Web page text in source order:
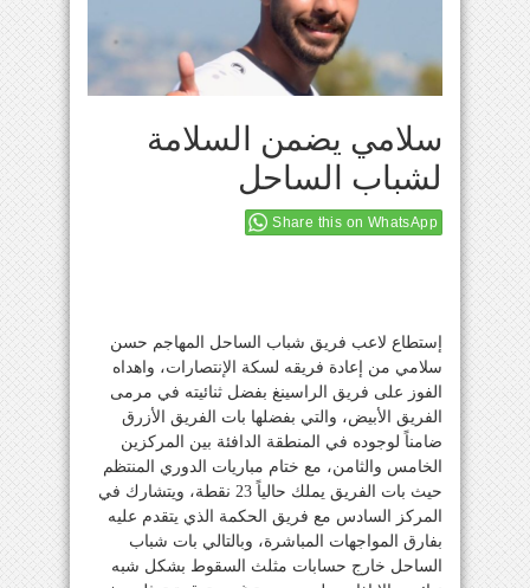
سلامي يضمن السلامة
لشباب الساحل
Share this on WhatsApp
إستطاع لاعب فريق شباب الساحل المهاجم حسن
سلامي من إعادة فريقه لسكة الإنتصارات، واهداه
الفوز على فريق الراسينغ بفضل ثنائيته في مرمى
الفريق الأبيض، والتي بفضلها بات الفريق الأزرق
ضامناً لوجوده في المنطقة الدافئة بين المركزين
الخامس والثامن، مع ختام مباريات الدوري المنتظم
حيث بات الفريق يملك حالياً 23 نقطة، ويتشارك في
المركز السادس مع فريق الحكمة الذي يتقدم عليه
بفارق المواجهات المباشرة، وبالتالي بات شباب
الساحل خارج حسابات مثلث السقوط بشكل شبه